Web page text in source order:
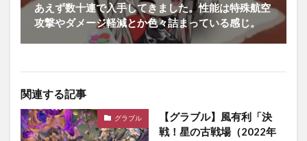
あえず数十連で入手してきました。性能は特殊航空
攻撃やダメージ軽減とか色々詰まっている感じ。
関連する記事
グラブル
【グラブル】風有利「決
戦！星の古戦場（2022年